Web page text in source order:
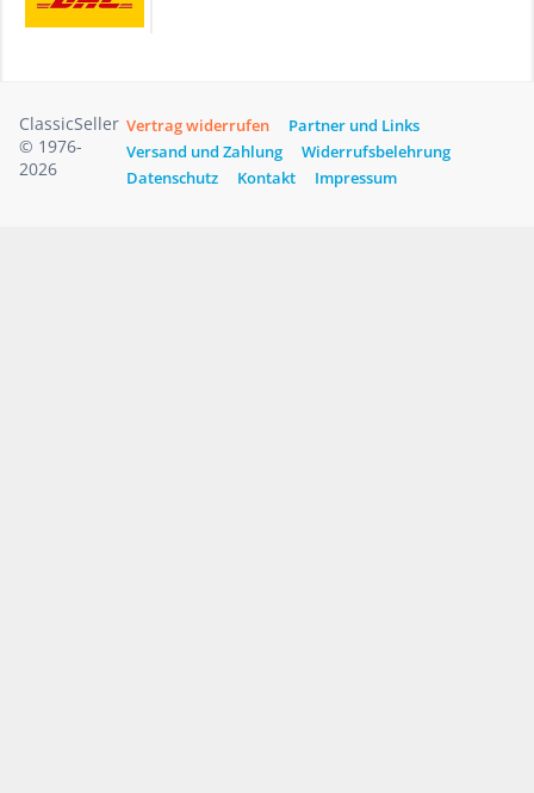
ClassicSeller
© 1976-
2026
Vertrag widerrufen
Partner und Links
Versand und Zahlung
Widerrufsbelehrung
Datenschutz
Kontakt Impressum